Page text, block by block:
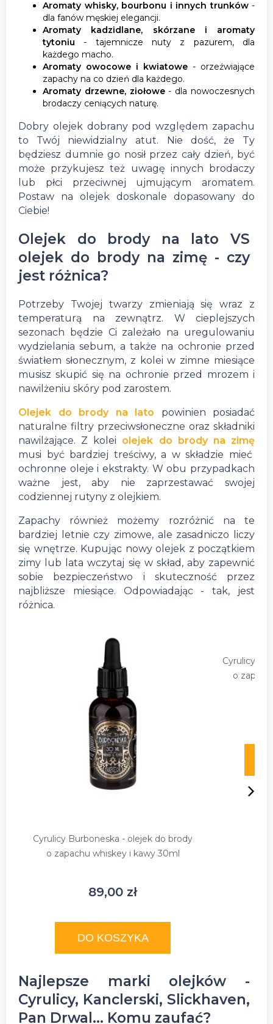
Aromaty whisky, bourbonu i innych trunków-
dla fanów męskiej elegancji.
Aromaty kadzidlane, skórzane i aromaty
tytoniu- tajemnicze nuty z pazurem, dla
każdego macho.
Aromaty owocowe i kwiatowe - orzeźwiające
zapachy na co dzień dla każdego.
Aromaty drzewne, ziołowe- dla nowoczesnych
brodaczy ceniących naturę.
Dobry olejek dobrany pod względem zapachu
to Twój niewidzialny atut. Nie dość, że Ty
będziesz dumnie go nosił przez cały dzień, być
może przykujesz też uwagę innych brodaczy
lub płci przeciwnej ujmującym aromatem.
Postaw na olejek doskonale dopasowany do
Ciebie!
Olejek do brody na lato VS
olejek do brody na zimę - czy
jest różnica?
Potrzeby Twojej twarzy zmieniają się wraz z
temperaturą na zewnątrz. W cieplejszych
sezonach będzie Ci zależało na uregulowaniu
wydzielania sebum, a także na ochronie przed
światłem słonecznym, z kolei w zimne miesiące
musisz skupić się na ochronie przed mrozem i
nawilżeniu skóry pod zarostem.
Olejek do brody na lato powinien posiadać
naturalne filtry przeciwsłoneczne oraz składniki
nawilżające. Z kolei olejek do brody na zimę
musi być bardziej treściwy, a w składzie mieć
ochronne oleje i ekstrakty. W obu przypadkach
ważne jest, aby nie zaprzestawać swojej
codziennej rutyny z olejkiem.
Zapachy również możemy rozróżnić na te
bardziej letnie czy zimowe, ale zasadniczo liczy
się wnętrze. Kupując nowy olejek z początkiem
zimy lub lata wczytaj się w skład, aby zapewnić
sobie bezpieczeństwo i skuteczność przez
najbliższe miesiące. Odpowiadając - tak, jest
różnica.
Cyrulicy Burboneska - olejek do brody
o zapachu whiskey i kawy 30ml
89,00 zł
DO KOSZYKA
Cyrulicy
o
Najlepsze marki olejków -
Cyrulicy, Kanclerski, Slickhaven,
Pan Drwal... Komu zaufać?